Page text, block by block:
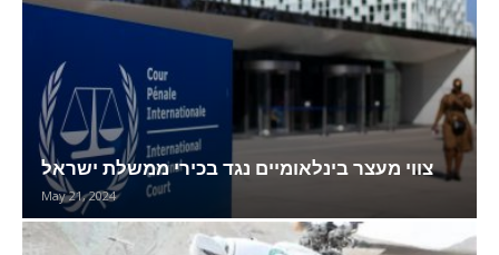
צווי מעצר בינלאומיים נגד בכירי ממשלת ישראל
May 21, 2024